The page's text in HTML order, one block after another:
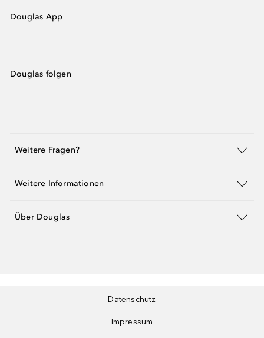
Douglas App
Douglas folgen
Weitere Fragen?
Weitere Informationen
Über Douglas
Datenschutz
Impressum